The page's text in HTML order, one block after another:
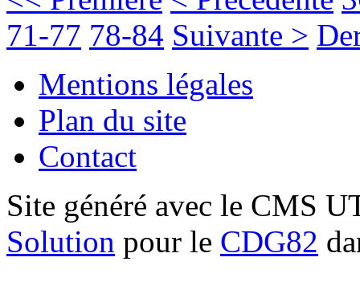
71-77 78-84 Suivante >
Mentions légales
Plan du site
Contact
Site généré avec le CMS
Solution pour le CDG82